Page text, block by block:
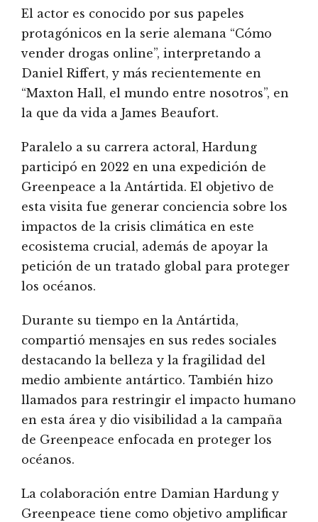
El actor es conocido por sus papeles
protagónicos en la serie alemana “Cómo
vender drogas online”, interpretando a
Daniel Riffert, y más recientemente en
“Maxton Hall, el mundo entre nosotros”, en
la que da vida a James Beaufort.
Paralelo a su carrera actoral, Hardung
participó en 2022 en una expedición de
Greenpeace a la Antártida. El objetivo de
esta visita fue generar conciencia sobre los
impactos de la crisis climática en este
ecosistema crucial, además de apoyar la
petición de un tratado global para proteger
los océanos.
Durante su tiempo en la Antártida,
compartió mensajes en sus redes sociales
destacando la belleza y la fragilidad del
medio ambiente antártico. También hizo
llamados para restringir el impacto humano
en esta área y dio visibilidad a la campaña
de Greenpeace enfocada en proteger los
océanos.
La colaboración entre Damian Hardung y
Greenpeace tiene como objetivo amplificar